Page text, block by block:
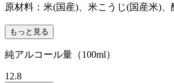
原材料：米(国産)、米こうじ(国産米)
もっと見る
純アルコール量（100ml）
12.8